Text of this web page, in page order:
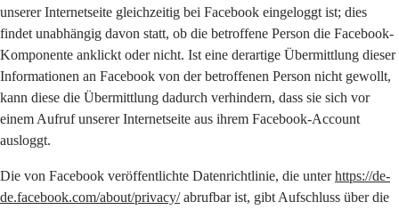
unserer Internetseite gleichzeitig bei Facebook eingeloggt ist; dies
findet unabhängig davon statt, ob die betroffene Person die Facebook-
Komponente anklickt oder nicht. Ist eine derartige Übermittlung dieser
Informationen an Facebook von der betroffenen Person nicht gewollt,
kann diese die Übermittlung dadurch verhindern, dass sie sich vor
einem Aufruf unserer Internetseite aus ihrem Facebook-Account
ausloggt.
Die von Facebook veröffentlichte Datenrichtlinie, die unterhttps://de-
de.facebook.com/about/privacy/abrufbar ist, gibt Aufschluss über die